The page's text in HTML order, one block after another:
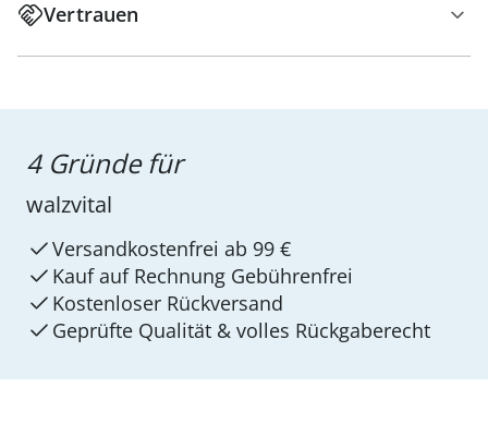
Vertrauen
4 Gründe für
walzvital
Versandkostenfrei ab 99 €
Kauf auf Rechnung Gebührenfrei
Kostenloser Rückversand
Geprüfte Qualität & volles Rückgaberecht